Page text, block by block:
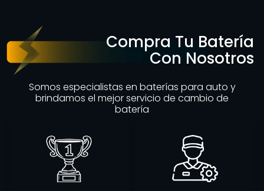
Compra Tu Batería
Con Nosotros
Somos especialistas en baterías para auto y
brindamos el mejor servicio de cambio de
batería